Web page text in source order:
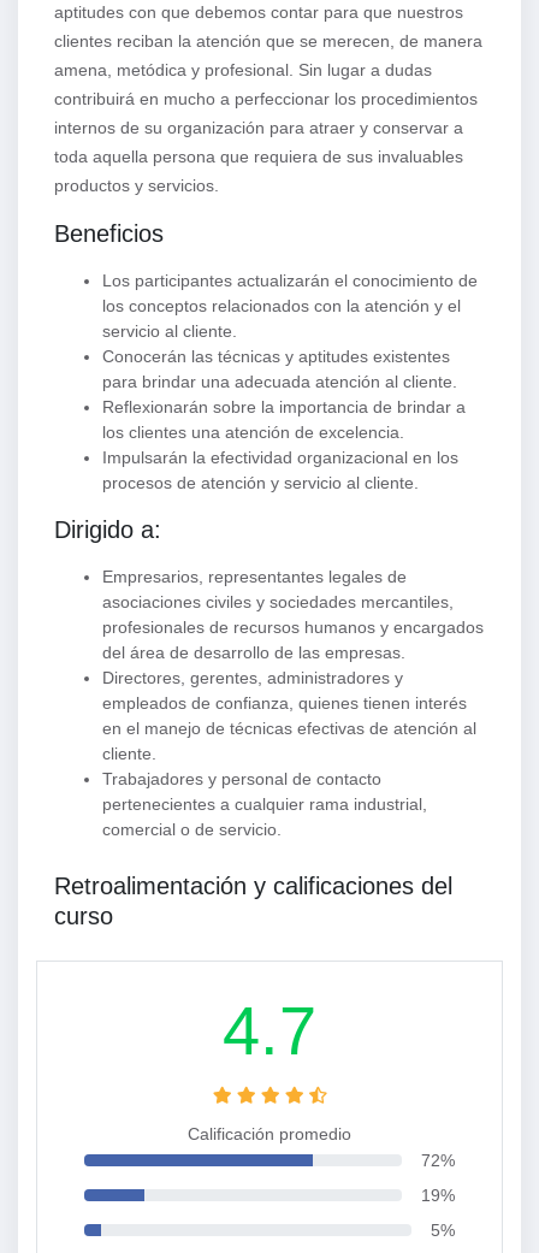
aptitudes con que debemos contar para que nuestros
clientes reciban la atención que se merecen, de manera
amena, metódica y profesional. Sin lugar a dudas
contribuirá en mucho a perfeccionar los procedimientos
internos de su organización para atraer y conservar a
toda aquella persona que requiera de sus invaluables
productos y servicios.
Beneficios
Los participantes actualizarán el conocimiento de
los conceptos relacionados con la atención y el
servicio al cliente.
Conocerán las técnicas y aptitudes existentes
para brindar una adecuada atención al cliente.
Reflexionarán sobre la importancia de brindar a
los clientes una atención de excelencia.
Impulsarán la efectividad organizacional en los
procesos de atención y servicio al cliente.
Dirigido a:
Empresarios, representantes legales de
asociaciones civiles y sociedades mercantiles,
profesionales de recursos humanos y encargados
del área de desarrollo de las empresas.
Directores, gerentes, administradores y
empleados de confianza, quienes tienen interés
en el manejo de técnicas efectivas de atención al
cliente.
Trabajadores y personal de contacto
pertenecientes a cualquier rama industrial,
comercial o de servicio.
Retroalimentación y calificaciones del
curso
4.7
Calificación promedio
72%
19%
5%